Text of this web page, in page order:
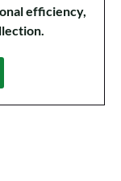
efficiency,